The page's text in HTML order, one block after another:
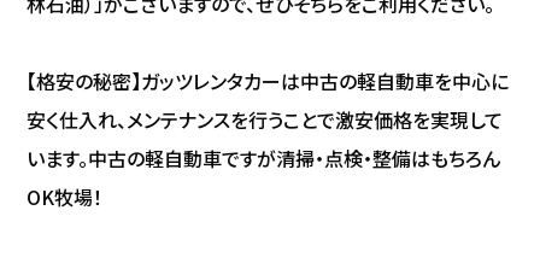
【格安の秘密】ガッツレンタカーは中古の軽自動車を中心に
安く仕入れ、メンテナンスを行うことで激安価格を実現して
います。中古の軽自動車ですが清掃・点検・整備はもちろん
OK牧場！